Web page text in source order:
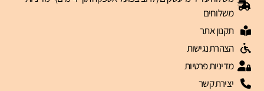
משלוחים
תקנון אתר
הצהרת נגישות
מדיניות פרטיות
יצירת קשר